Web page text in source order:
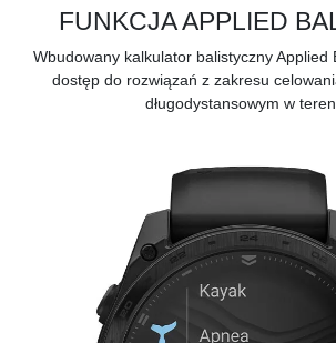
FUNKCJA APPLIED
Wbudowany kalkulator balistyczny Applied
dostęp do rozwiązań z zakresu
długodystansowym w